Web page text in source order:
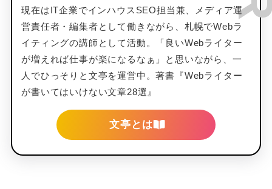
現在はIT企業でインハウスSEO担当兼、メディア運
営責任者・編集者として働きながら、札幌でWebラ
イティングの講師として活動。「良いWebライター
が増えれば仕事が楽になるなぁ」と思いながら、一
人でひっそりと文亭を運営中。著書『Webライター
が書いてはいけない文章28選』
文亭とは